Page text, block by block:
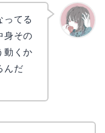
ってる
身その
動くか
んだ